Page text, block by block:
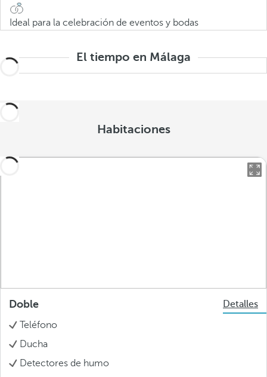
Ideal para la celebración de eventos y bodas
El tiempo en Málaga
Habitaciones
Doble
Detalles
Teléfono
Ducha
Detectores de humo